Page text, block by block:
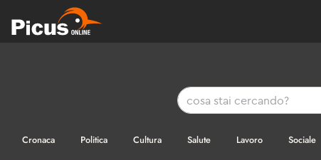
Cronaca Politica Cultura Salute Lavoro Sociale